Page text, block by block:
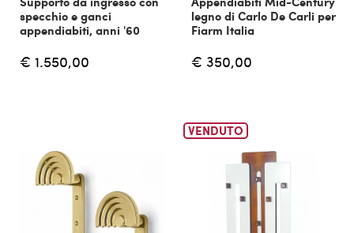
specchio e ganci
appendiabiti, anni '60
€ 1.550,00
legno di Carlo De Carli per
Fiarm Italia
€ 350,00
VENDUTO